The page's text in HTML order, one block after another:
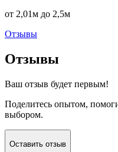
от 2,01м до 2,5м
Отзывы
Отзывы
Ваш отзыв будет первым!
Поделитесь опытом,
выбором.
Оставить отзыв